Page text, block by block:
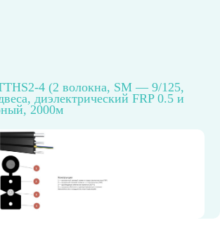
4 (2 волокна, SМ — 9/125,
диэлектрический FRP 0.5 и
2000м